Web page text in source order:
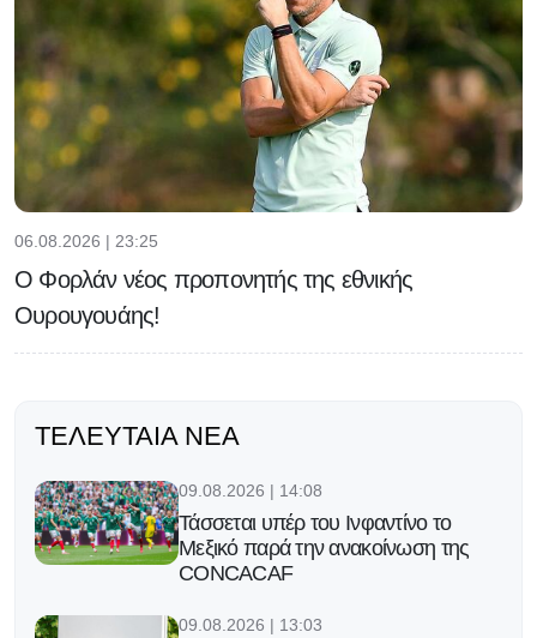
06.08.2026 | 23:25
Ο Φορλάν νέος προπονητής της εθνικής
Ουρουγουάης!
ΤΕΛΕΥΤΑΊΑ ΝΈΑ
09.08.2026 | 14:08
Τάσσεται υπέρ του Ινφαντίνο το
Μεξικό παρά την ανακοίνωση της
CONCACAF
09.08.2026 | 13:03